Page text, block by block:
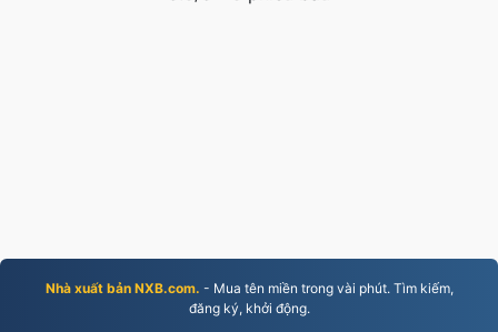
Nhà xuất bản NXB.com. - Mua tên miền trong vài phút. Tìm kiếm,
đăng ký, khởi động.